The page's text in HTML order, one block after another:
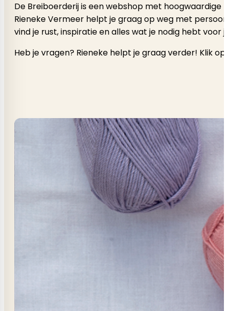
De Breiboerderij is een webshop met
Rieneke Vermeer helpt je graag op weg met
vind je rust, inspiratie en alles wat je nodig hebt voor
Heb je vragen? Rieneke helpt je graag verder! Klik